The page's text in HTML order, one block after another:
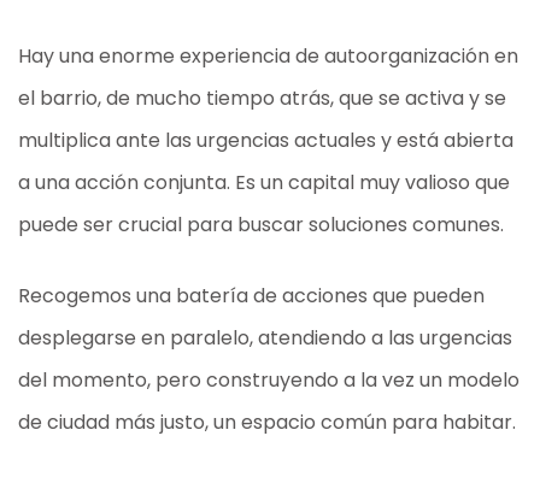
Hay una enorme experiencia de autoorganización en
el barrio, de mucho tiempo atrás, que se activa y se
multiplica ante las urgencias actuales y está abierta
a una acción conjunta. Es un capital muy valioso que
puede ser crucial para buscar soluciones comunes.
Recogemos una batería de acciones que pueden
desplegarse en paralelo, atendiendo a las urgencias
del momento, pero construyendo a la vez un modelo
de ciudad más justo, un espacio común para habitar.